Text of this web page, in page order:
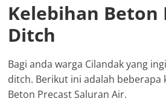
Kelebihan Beton
Ditch
Bagi anda warga Cilandak yang
ditch. Berikut ini adalah beberapa
Beton Precast Saluran Air.